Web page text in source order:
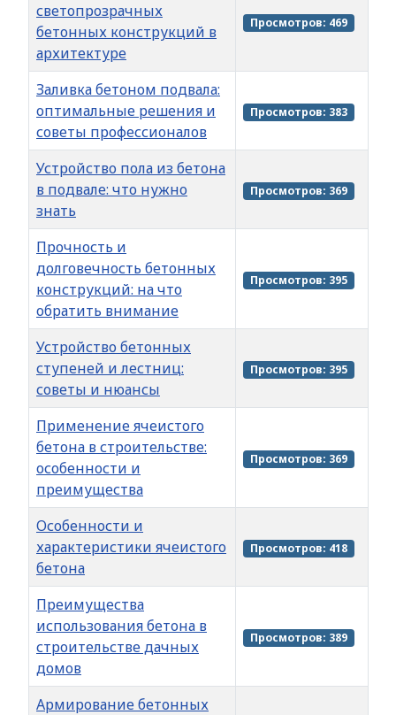
светопрозрачных
бетонных конструкций в
архитектуре
Просмотров: 469
Заливка бетоном подвала:
оптимальные решения и
советы профессионалов
Просмотров: 383
Устройство пола из бетона
в подвале: что нужно
знать
Просмотров: 369
Прочность и
долговечность бетонных
конструкций: на что
обратить внимание
Просмотров: 395
Устройство бетонных
ступеней и лестниц:
советы и нюансы
Просмотров: 395
Применение ячеистого
бетона в строительстве:
особенности и
преимущества
Просмотров: 369
Особенности и
характеристики ячеистого
бетона
Просмотров: 418
Преимущества
использования бетона в
строительстве дачных
домов
Просмотров: 389
Армирование бетонных